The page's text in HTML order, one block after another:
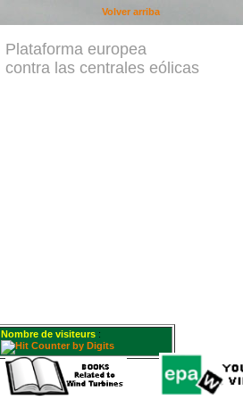
Plataforma europea
contra las centrales eólicas
Nombre de visiteurs :
Volver arriba